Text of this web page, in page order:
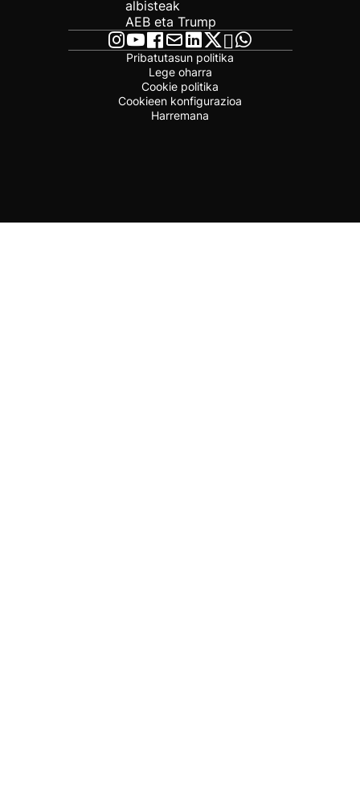
albisteak
AEB eta Trump
Pribatutasun politika
Lege oharra
Cookie politika
Cookieen konfigurazioa
Harremana